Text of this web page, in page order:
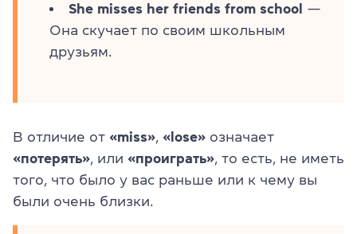
She misses her friends from school
—
Она скучает по своим школьным
друзьям.
В отличие от «miss», «lose» означает
«потерять», или «проиграть», то есть, не иметь
того, что было у вас раньше или к чему вы
были очень близки.